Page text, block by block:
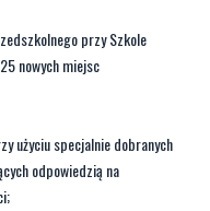
przy Szkole
nowych miejsc
użyciu specjalnie dobranych
odpowiedzią na